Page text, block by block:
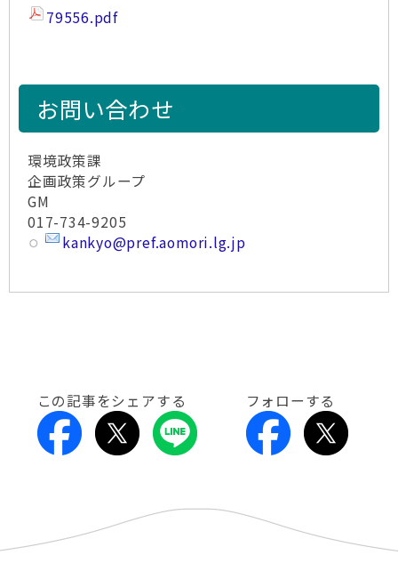
79556.pdf
お問い合わせ
環境政策課
企画政策グループ
GM
017-734-9205
kankyo@pref.aomori.lg.jp
この記事をシェアする フォローする